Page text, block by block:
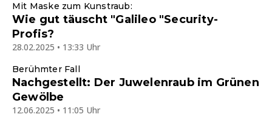
Mit Maske zum Kunstraub:
Wie gut täuscht "Galileo "Security-
Profis?
28.02.2025 • 13:33 Uhr
Berühmter Fall
Nachgestellt: Der Juwelenraub im Grünen
Gewölbe
12.06.2025 • 11:05 Uhr